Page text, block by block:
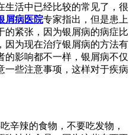
生活中已经比较的常见了，很
屑病医院专家指出，但是患上
的紧张，因为银屑病的病症比
因为现在治疗银屑病的方法有
的影响都不一样，银屑病不仅
一些注意事项，这样对于疾病
辛辣的食物，不要吃发物，